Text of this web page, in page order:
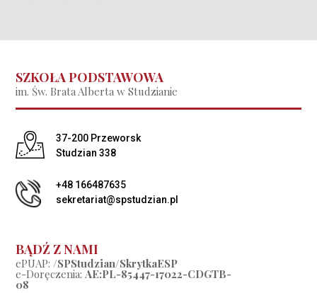
SZKOŁA PODSTAWOWA
im. Św. Brata Alberta w Studzianie
Adres pocztowy:
37-200 Przeworsk
Studzian 338
+48 166487635
sekretariat@spstudzian.pl
BĄDŹ Z NAMI
ePUAP:/SPStudzian/SkrytkaESP
e-Doręczenia:AE:PL-85447-17022-CDGTB-
08